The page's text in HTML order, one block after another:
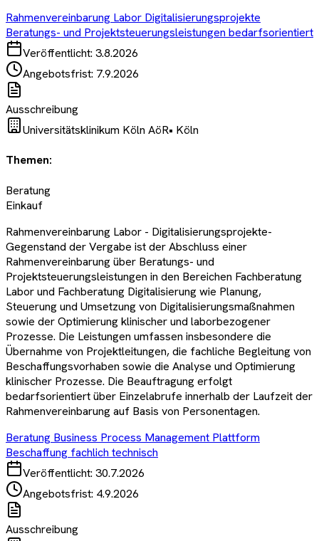
Rahmenvereinbarung Labor Digitalisierungsprojekte
Beratungs- und Projektsteuerungsleistungen bedarfsorientiert
Veröffentlicht: 3.8.2026
Angebotsfrist: 7.9.2026
Ausschreibung
Universitätsklinikum Köln AöR• Köln
Themen:
Beratung
Einkauf
Rahmenvereinbarung Labor - Digitalisierungsprojekte-
Gegenstand der Vergabe ist der Abschluss einer
Rahmenvereinbarung über Beratungs- und
Projektsteuerungsleistungen in den Bereichen Fachberatung
Labor und Fachberatung Digitalisierung wie Planung,
Steuerung und Umsetzung von Digitalisierungsmaßnahmen
sowie der Optimierung klinischer und laborbezogener
Prozesse. Die Leistungen umfassen insbesondere die
Übernahme von Projektleitungen, die fachliche Begleitung von
Beschaffungsvorhaben sowie die Analyse und Optimierung
klinischer Prozesse. Die Beauftragung erfolgt
bedarfsorientiert über Einzelabrufe innerhalb der Laufzeit der
Rahmenvereinbarung auf Basis von Personentagen.
Beratung Business Process Management Plattform
Beschaffung fachlich technisch
Veröffentlicht: 30.7.2026
Angebotsfrist: 4.9.2026
Ausschreibung